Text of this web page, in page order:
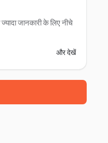
जानकारी के लिए नीचे
और देखें